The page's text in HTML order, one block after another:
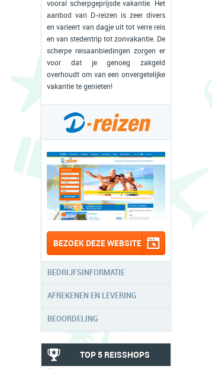
vooral scherpgeprijsde vakantie. Het
aanbod van D-reizen is zeer divers
en varieert van dagje uit tot verre reis
en van stedentrip tot zonvakantie. De
scherpe reisaanbiedingen zorgen er
voor dat je genoeg zakgeld
overhoudt om van een onvergetelijke
vakantie te genieten!
BEZOEK DEZE WEBSITE
BEDRIJFSINFORMATIE
AFREKENEN EN LEVERING
BEOORDELING
TOP 5 REISSHOPS